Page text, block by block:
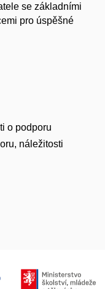
se základními
pro úspěšné
o podporu
náležitosti